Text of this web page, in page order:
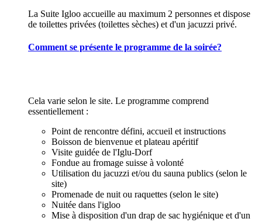
La Suite Igloo accueille au maximum 2 personnes et dispose
de toilettes privées (toilettes sèches) et d'un jacuzzi privé.
Comment se présente le programme de la soirée?
Cela varie selon le site. Le programme comprend
essentiellement :
Point de rencontre défini, accueil et instructions
Boisson de bienvenue et plateau apéritif
Visite guidée de l'Iglu-Dorf
Fondue au fromage suisse à volonté
Utilisation du jacuzzi et/ou du sauna publics (selon le
site)
Promenade de nuit ou raquettes (selon le site)
Nuitée dans l'igloo
Mise à disposition d'un drap de sac hygiénique et d'un